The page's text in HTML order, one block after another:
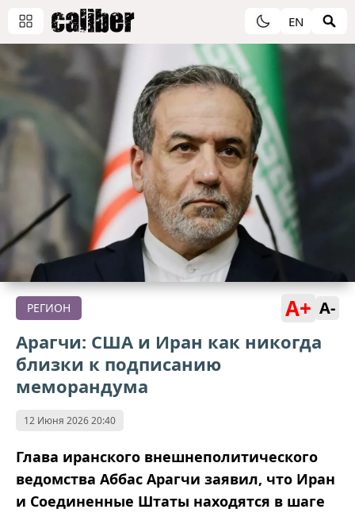
EN
РЕГИОН A+ A-
Арагчи: США и Иран как никогда
близки к подписанию
меморандума
12 Июня 2026 20:40
Глава иранского внешнеполитического
ведомства Аббас Арагчи заявил, что Иран
и Соединенные Штаты находятся в шаге